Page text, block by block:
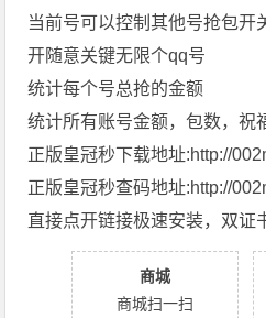
当前号可以控制其他号抢包开
开随意关键无限个qq号
统计每个号总抢的金额
统计所有账号金额，包数，祝
正版皇冠秒下载地址:http://
正版皇冠秒查码地址:http://
直接点开链接极速安装，双证
商城
商城扫一扫